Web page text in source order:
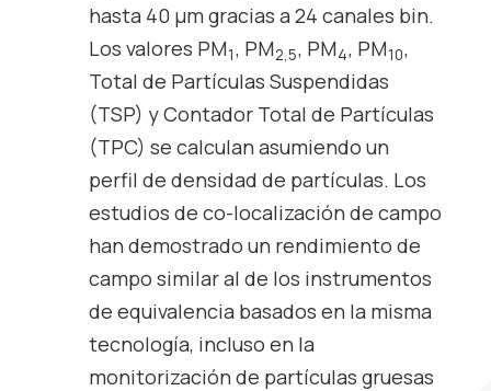
hasta 40 μm gracias a 24 canales bin.
Los valores PM1, PM2,5, PM4, PM10,
Total de Partículas Suspendidas
(TSP) y Contador Total de Partículas
(TPC) se calculan asumiendo un
perfil de densidad de partículas. Los
estudios de co-localización de campo
han demostrado un rendimiento de
campo similar al de los instrumentos
de equivalencia basados en la misma
tecnología, incluso en la
monitorización de partículas gruesas